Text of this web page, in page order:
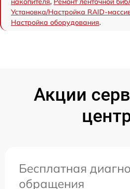
Установка/Настройка RAID-
Настройка оборудования.
Акции
Бесплатная
обращения